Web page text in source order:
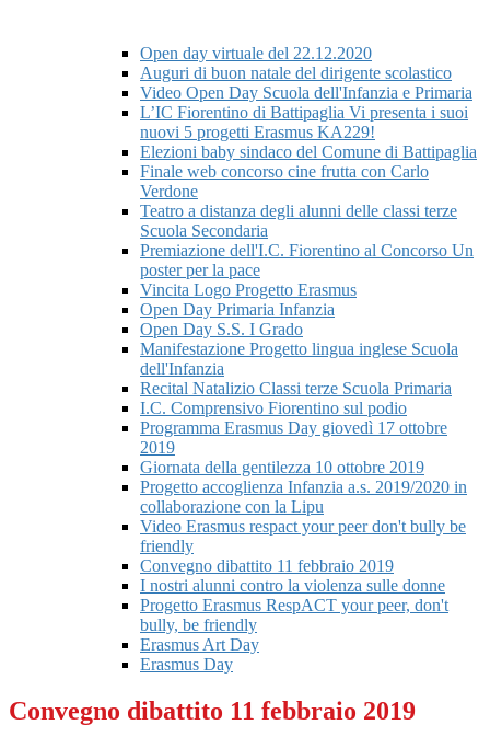
Open day virtuale del 22.12.2020
Auguri di buon natale del dirigente scolastico
Video Open Day Scuola dell'Infanzia e Primaria
L’IC Fiorentino di Battipaglia Vi presenta i suoi
nuovi 5 progetti Erasmus KA229!​
Elezioni baby sindaco del Comune di Battipaglia
Finale web concorso cine frutta con Carlo
Verdone
Teatro a distanza degli alunni delle classi terze
Scuola Secondaria
Premiazione dell'I.C. Fiorentino al Concorso Un
poster per la pace
Vincita Logo Progetto Erasmus
Open Day Primaria Infanzia
Open Day S.S. I Grado
Manifestazione Progetto lingua inglese Scuola
dell'Infanzia
Recital Natalizio Classi terze Scuola Primaria
I.C. Comprensivo Fiorentino sul podio
Programma Erasmus Day giovedì 17 ottobre
2019
Giornata della gentilezza 10 ottobre 2019
Progetto accoglienza Infanzia a.s. 2019/2020 in
collaborazione con la Lipu
Video Erasmus respact your peer don't bully be
friendly
Convegno dibattito 11 febbraio 2019
I nostri alunni contro la violenza sulle donne
Progetto Erasmus RespACT your peer, don't
bully, be friendly
Erasmus Art Day
Erasmus Day
Convegno dibattito 11 febbraio 2019